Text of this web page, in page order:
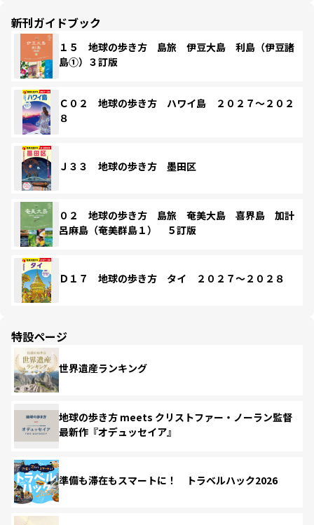
新刊ガイドブック
１５ 地球の歩き方 島旅 伊豆大島 利島（伊豆諸
島①）３訂版
Ｃ０２ 地球の歩き方 ハワイ島 ２０２７～２０２
８
Ｊ３３ 地球の歩き方 墨田区
０２ 地球の歩き方 島旅 奄美大島 喜界島 加計
呂麻島（奄美群島１） ５訂版
Ｄ１７ 地球の歩き方 タイ ２０２７～２０２８
特設ページ
世界遺産ランキング
地球の歩き方 meets クリストファー・ノーラン監督
最新作『オデュッセイア』
準備も滞在もスマートに！ トラベルハック2026